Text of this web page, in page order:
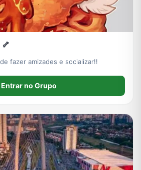
fazer amizades e socializar!!
Entrar no Grupo